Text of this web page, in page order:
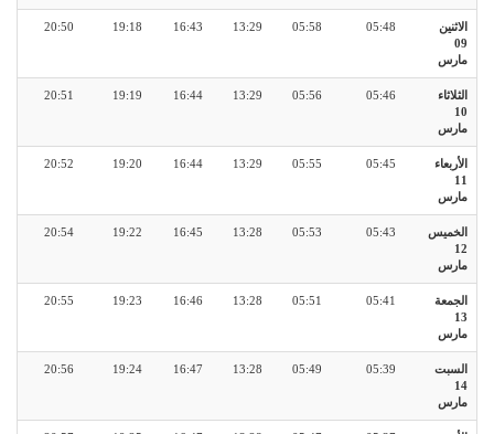
الاثنين
09
مارس
05:48
05:58
13:29
16:43
19:18
20:50
الثلاثاء
10
مارس
05:46
05:56
13:29
16:44
19:19
20:51
الأربعاء
11
مارس
05:45
05:55
13:29
16:44
19:20
20:52
الخميس
12
مارس
05:43
05:53
13:28
16:45
19:22
20:54
الجمعة
13
مارس
05:41
05:51
13:28
16:46
19:23
20:55
السبت
14
مارس
05:39
05:49
13:28
16:47
19:24
20:56